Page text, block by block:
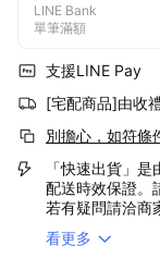
LINE Bank
單筆滿額
支援LINE Pay
[宅配商品]由收
別擔心，如符條
「快速出貨」
配送時效保證。
若有疑問請洽商
看更多